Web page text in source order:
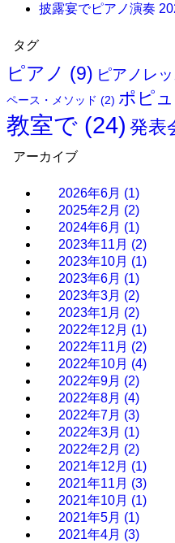
披露宴でピアノ演奏
タグ
ピアノ (9) ピアノレ
ペース・メソッド (2) ポピ
教室で (24) 発表
アーカイブ
2026年6月 (1)
2025年2月 (2)
2024年6月 (1)
2023年11月 (2)
2023年10月 (1)
2023年6月 (1)
2023年3月 (2)
2023年1月 (2)
2022年12月 (1)
2022年11月 (2)
2022年10月 (4)
2022年9月 (2)
2022年8月 (4)
2022年7月 (3)
2022年3月 (1)
2022年2月 (2)
2021年12月 (1)
2021年11月 (3)
2021年10月 (1)
2021年5月 (1)
2021年4月 (3)